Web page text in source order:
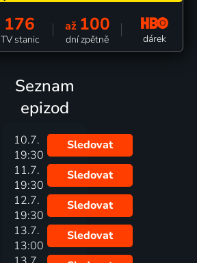
176
TV stanic
až 100
dní zpětně dárek
Seznam
epizod
10.7.
19:30
Sledovat
11.7.
19:30
Sledovat
12.7.
19:30
Sledovat
13.7.
13:00
Sledovat